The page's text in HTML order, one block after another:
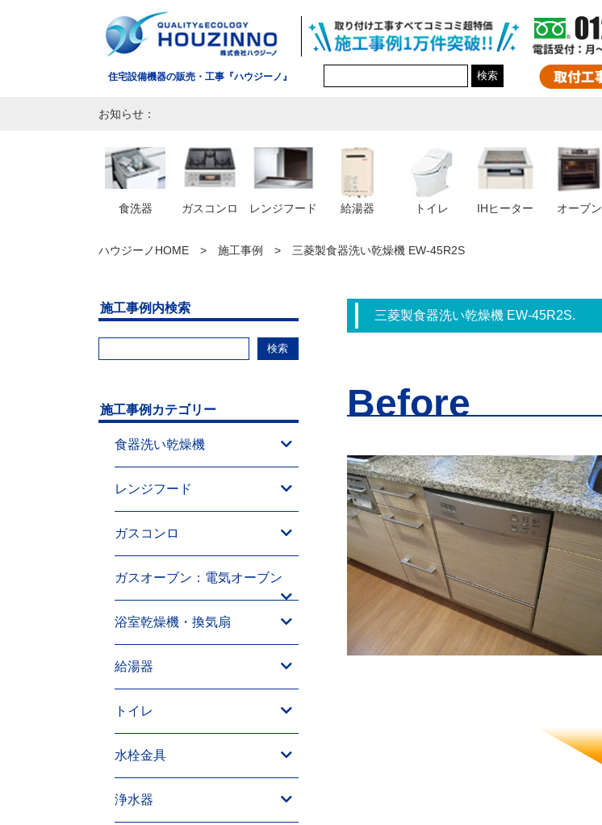
住宅設備機器の販売・工事『ハウジーノ』 検索
お知らせ：
食洗器 ガスコンロ レンジフード 給湯器 トイレ IHヒーター オーブン
ハウジーノHOME 施工事例 三菱製食器洗い乾燥機 EW-45R2S
三菱製食器洗い乾燥機 EW-45R2S.
Before
施工事例内検索
検索
施工事例カテゴリー
食器洗い乾燥機
レンジフード
ガスコンロ
ガスオーブン：電気オーブン
浴室乾燥機・換気扇
給湯器
トイレ
水栓金具
浄水器